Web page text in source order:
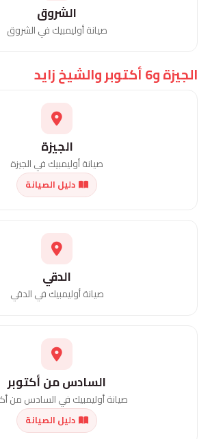
الشروق
صيانة أوليمبيك في الشروق
الجيزة و6 أكتوبر والشيخ زايد
الجيزة
صيانة أوليمبيك في الجيزة
دليل الصيانة
الدقي
صيانة أوليمبيك في الدقي
السادس من أكتوبر
صيانة أوليمبيك في السادس من
دليل الصيانة